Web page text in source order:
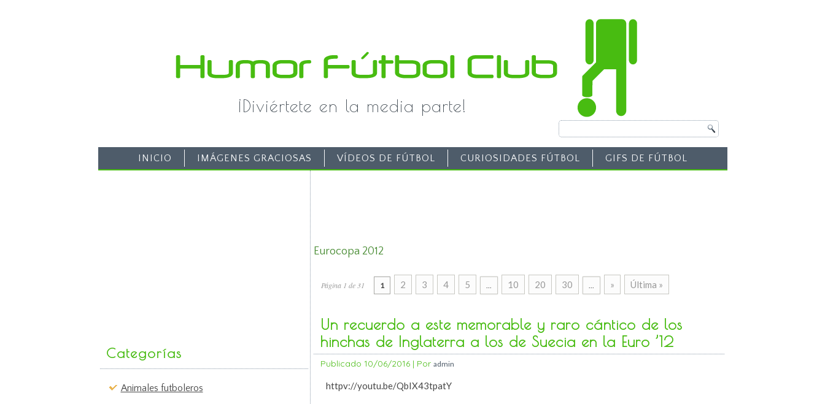
¡Diviértete en la media parte!
INICIO IMÁGENES GRACIOSAS VÍDEOS DE FÚTBOL CURIOSIDADES FÚTBOL GIFS DE FÚTBOL
Categorías
Animales futboleros
Eurocopa 2012
Página 1 de 31 1 2 3 4 5 ... 10 20 30 ... » Última »
Un recuerdo a este memorable y raro cántico de los
hinchas de Inglaterra a los de Suecia en la Euro ’12
Publicado 10/06/2016| Por admin
httpv://youtu.be/QbIX43tpatY